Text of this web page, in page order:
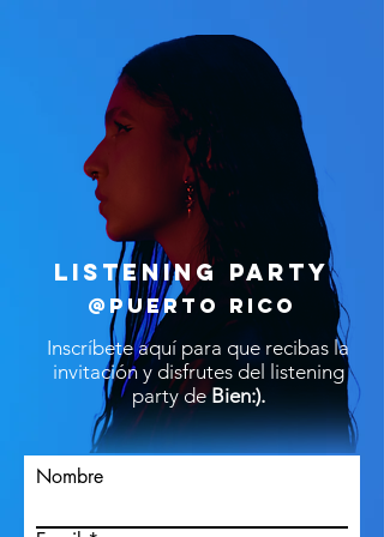
LISTENING PARTY
Inscríbete aquí para que recibas la
invitación y disfrutes del listening
party deBien:).
@Puerto Rico
Nombre